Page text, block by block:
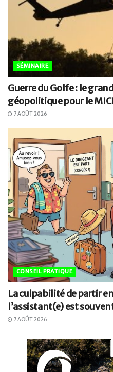
SÉMINAIRE
Guerre du Golfe : le
géopolitique pour le
7 AOÛT 2026
CONSEIL PRATIQUE
La culpabilité de partir
l’assistant(e) est
7 AOÛT 2026